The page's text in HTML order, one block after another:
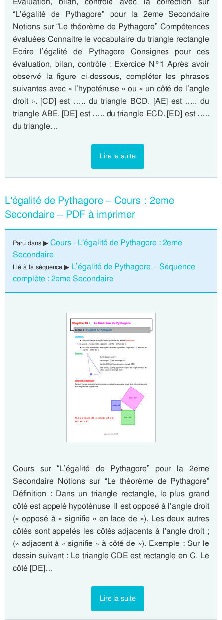
“L’égalité de Pythagore” pour la 2eme Secondaire
Notions sur “Le théorème de Pythagore” Compétences
évaluées Connaitre le vocabulaire du triangle rectangle
Ecrire l’égalité de Pythagore Consignes pour ces
évaluation, bilan, contrôle : Exercice N°1 Après avoir
observé la figure ci-dessous, compléter les phrases
suivantes avec « l’hypoténuse » ou « un côté de l’angle
droit ». [CD] est ….. du triangle BCD. [AE] est ….. du
triangle ABE. [DE] est ….. du triangle ECD. [ED] est …..
du triangle…
Lire la suite
L’égalité de Pythagore – Cours : 2eme
Secondaire – PDF à imprimer
Paru dans ▶ Cours - L'égalité de Pythagore : 2eme
Secondaire
Lié à la séquence ▶ L’égalité de Pythagore – Séquence
complète : 2eme Secondaire
Cours sur “L’égalité de Pythagore” pour la 2eme
Secondaire Notions sur “Le théorème de Pythagore”
Définition : Dans un triangle rectangle, le plus grand
côté est appelé hypoténuse. Il est opposé à l’angle droit
(« opposé à » signifie « en face de »). Les deux autres
côtés sont appelés les côtés adjacents à l’angle droit ;
(« adjacent à » signifie « à côté de »). Exemple : Sur le
dessin suivant : Le triangle CDE est rectangle en C. Le
côté [DE]…
Lire la suite